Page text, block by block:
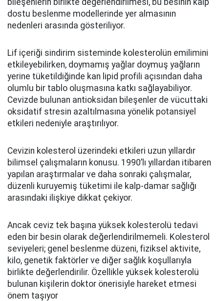
bileşenlerin birlikte değerlendirilmesi, bu besinin kalp
dostu beslenme modellerinde yer almasının
nedenleri arasında gösteriliyor.
Lif içeriği sindirim sisteminde kolesterolün emilimini
etkileyebilirken, doymamış yağlar doymuş yağların
yerine tüketildiğinde kan lipid profili açısından daha
olumlu bir tablo oluşmasına katkı sağlayabiliyor.
Cevizde bulunan antioksidan bileşenler de vücuttaki
oksidatif stresin azaltılmasına yönelik potansiyel
etkileri nedeniyle araştırılıyor.
Cevizin kolesterol üzerindeki etkileri uzun yıllardır
bilimsel çalışmaların konusu. 1990’lı yıllardan itibaren
yapılan araştırmalar ve daha sonraki çalışmalar,
düzenli kuruyemiş tüketimi ile kalp-damar sağlığı
arasındaki ilişkiye dikkat çekiyor.
Ancak ceviz tek başına yüksek kolesterolü tedavi
eden bir besin olarak değerlendirilmemeli. Kolesterol
seviyeleri; genel beslenme düzeni, fiziksel aktivite,
kilo, genetik faktörler ve diğer sağlık koşullarıyla
birlikte değerlendirilir. Özellikle yüksek kolesterolü
bulunan kişilerin doktor önerisiyle hareket etmesi
önem taşıyor